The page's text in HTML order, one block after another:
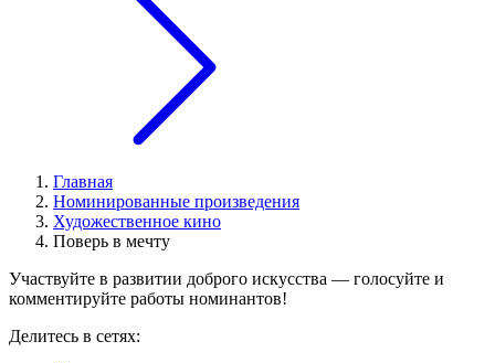
Главная
Номинированные произведения
Художественное кино
Поверь в мечту
Участвуйте в развитии доброго искусства — голосуйте и
комментируйте работы номинантов!
Делитесь в сетях: